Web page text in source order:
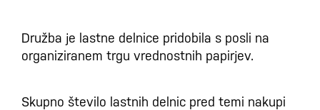
Družba je lastne delnice pridobila s posli na
organiziranem trgu vrednostnih papirjev.
Skupno število lastnih delnic pred temi nakupi